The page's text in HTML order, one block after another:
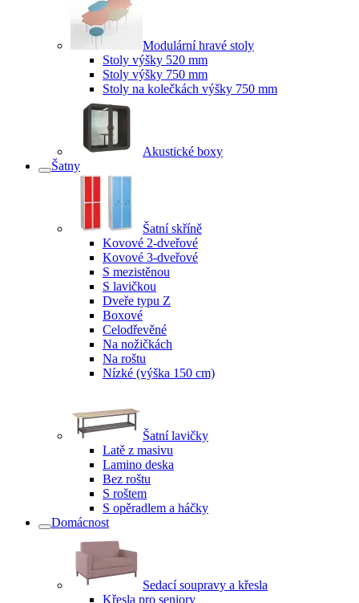
Modulární hravé stoly
Stoly výšky 520 mm
Stoly výšky 750 mm
Stoly na kolečkách výšky 750 mm
Akustické boxy
Šatny
Šatní skříně
Kovové 2-dveřové
Kovové 3-dveřové
S mezistěnou
S lavičkou
Dveře typu Z
Boxové
Celodřevěné
Na nožičkách
Na roštu
Nízké (výška 150 cm)
Šatní lavičky
Latě z masivu
Lamino deska
Bez roštu
S roštem
S opěradlem a háčky
Domácnost
Sedací soupravy a křesla
Křesla pro seniory